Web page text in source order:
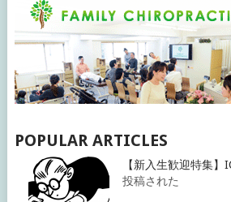
POPULAR ARTICLES
【新入生歓迎特集】
投稿された